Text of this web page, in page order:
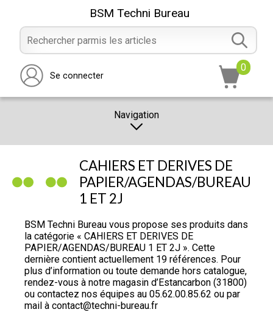
BSM Techni Bureau
Se connecter
0
Navigation
PROMOTION
NOTRE MAGASIN
NOUS CONTACTER
RÉALISATION
CAHIERS ET DERIVES DE
PAPIER/AGENDAS/BUREAU
1 ET 2J
BSM Techni Bureau vous propose ses produits dans
la catégorie « CAHIERS ET DERIVES DE
PAPIER/AGENDAS/BUREAU 1 ET 2J ». Cette
dernière contient actuellement 19 références. Pour
plus d’information ou toute demande hors catalogue,
rendez-vous à notre magasin d’Estancarbon (31800)
ou contactez nos équipes au 05.62.00.85.62 ou par
mail à contact@techni-bureau.fr